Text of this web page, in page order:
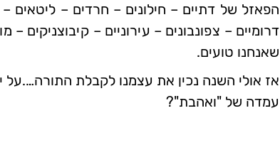
הפאזל של דתיים – חילונים – חרדים – ליטאים
דרומיים – צפונבונים – עירוניים – קיבוצניקים
שאנחנו טועים.
אז אולי השנה נכין את עצמנו לקבלת
עמדה של "ואהבת"?